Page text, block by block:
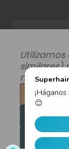
Envíos,
similares)
mejorar